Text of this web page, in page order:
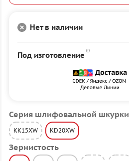
Серия шлифовальной шкурки
KK15XW KD20XW
Зернистость
Нет в наличии
Под изготовление